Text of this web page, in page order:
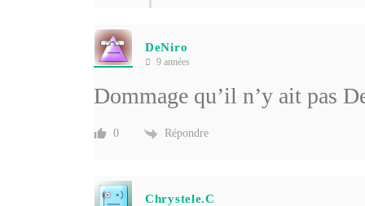
DeNiro
9 années
Dommage qu’il n’y ait pas
0 Répondre
Chrystele.C